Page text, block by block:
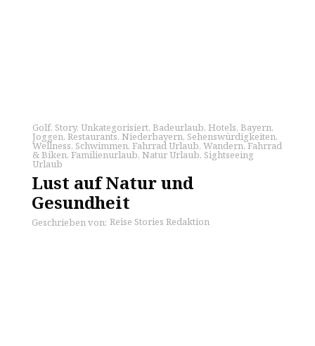
Golf, Story, Unkategorisiert, Badeurlaub, Hotels, Bayern,
Joggen, Restaurants, Niederbayern, Sehenswürdigkeiten,
Wellness, Schwimmen, Fahrrad Urlaub, Wandern,Fahrrad
& Biken, Familienurlaub, Natur Urlaub, Sightseeing
Urlaub
Lust auf Natur und
Gesundheit
Geschrieben von: Reise Stories Redaktion